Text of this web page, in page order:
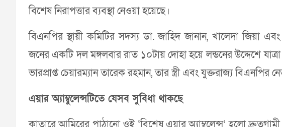
বিশেষ নিরাপত্তার ব্যবস্থা নেওয়া হয়েছে।
বিএনপির স্থায়ী কমিটির সদস্য ডা. জাহিদ জানান, খালেদা জিয়া
জনের একটি দল মঙ্গলবার রাত ১০টায় দোহা হয়ে লন্ডনের উদ্দেশে
ভারপ্রাপ্ত চেয়ারম্যান তারেক রহমান, তার স্ত্রী এবং যুক্তরাজ্য বিএনপির
এয়ার অ্যাম্বুলেন্সটিতে যেসব সুবিধা থাকছে
কাতারে আমিরের পাঠানো ওই ‘বিশেষ এয়ার অ্যাম্বুলেন্স’ হলো